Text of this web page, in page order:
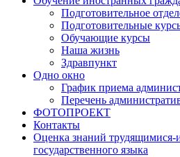
Подготовительное
Подготовительные
Обучающие курсы
Наша жизнь
Здравпункт
Одно окно
График приема
Перечень
ФОТОПРОЕКТ
Контакты
Оценка знаний трудящимися-
государственного языка